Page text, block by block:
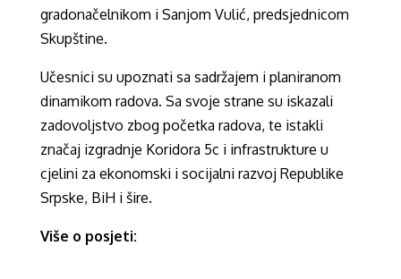
gradonačelnikom i Sanjom Vulić, predsjednicom
Skupštine.
Učesnici su upoznati sa sadržajem i planiranom
dinamikom radova. Sa svoje strane su iskazali
zadovoljstvo zbog početka radova, te istakli
značaj izgradnje Koridora 5c i infrastrukture u
cjelini za ekonomski i socijalni razvoj Republike
Srpske, BiH i šire.
Više o posjeti: